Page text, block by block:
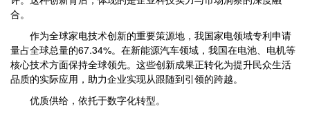
合。
作为全球家电技术创新的重要策源地，我国家电领域专利申请
量占全球总量的67.34%。在新能源汽车领域，我国在电池、电机等
核心技术方面保持全球领先。这些创新成果正转化为提升民众生活
品质的实际应用，助力企业实现从跟随到引领的跨越。
优质供给，依托于数字化转型。